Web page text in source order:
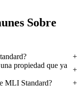
Sobre
propiedad que ya
MLI Standard?